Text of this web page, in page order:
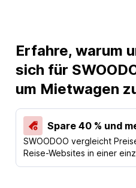
Erfahre, warum
sich für
um Mietwagen
Spare 40 % und
SWOODOO vergleicht
Reise-Websites in einer